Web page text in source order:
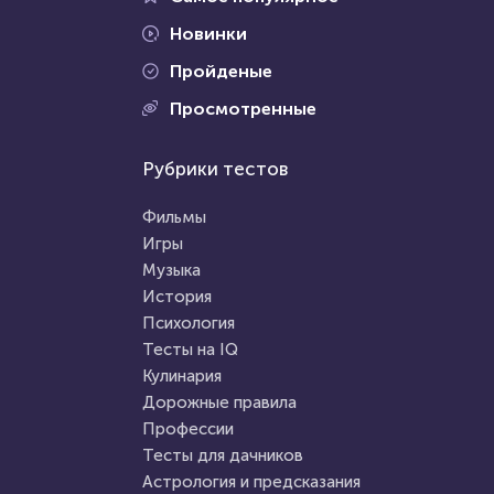
Проходили 33817 раз
вопросов для тех, кто
старше сорока лет...
Пройти тест
8 июля 2021 11685
Тест на умственную
2 апреля 2022
Рубрики тестов
Фильмы
Игры
Музыка
История
Психология
Тесты на IQ
Кулинария
Дорожные правила
Профессии
Тесты для дачников
Астрология и предсказания
Новинки
Пройденые
Просмотренные